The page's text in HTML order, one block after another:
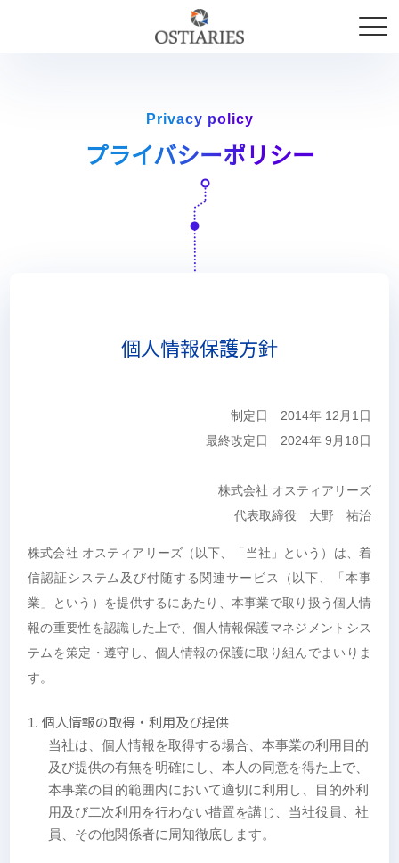
Privacy policy
プライバシーポリシー
個人情報保護方針
制定日 2014年 12月1日
最終改定日 2024年 9月18日
株式会社 オスティアリーズ
代表取締役 大野 祐治
株式会社 オスティアリーズ（以下、「当社」という）は、着
信認証システム及び付随する関連サービス（以下、「本事
業」という）を提供するにあたり、本事業で取り扱う個人情
報の重要性を認識した上で、個人情報保護マネジメントシス
テムを策定・遵守し、個人情報の保護に取り組んでまいりま
す。
個人情報の取得・利用及び提供
当社は、個人情報を取得する場合、本事業の利用目的
及び提供の有無を明確にし、本人の同意を得た上で、
本事業の目的範囲内において適切に利用し、目的外利
用及び二次利用を行わない措置を講じ、当社役員、社
員、その他関係者に周知徹底します。